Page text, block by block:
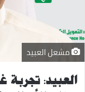
مشعل العبيد
العبيد: تجربة